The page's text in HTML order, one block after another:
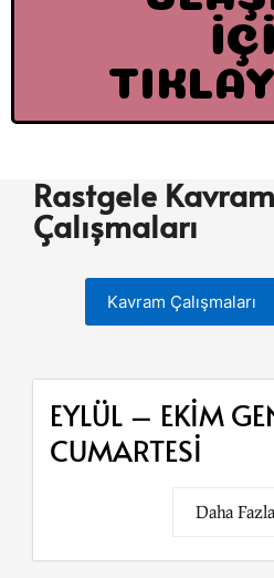
Rastgele Kavram
Çalışmaları
Kavram Çalışmaları
EYLÜL – EKİM
CUMARTESİ
Daha